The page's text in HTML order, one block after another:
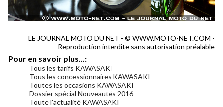
LE JOURNAL MOTO DU NET - © WWW.MOTO-NET.COM -
Reproduction interdite sans autorisation préalable
Pour en savoir plus...:
Tous les tarifs KAWASAKI
Tous les concessionnaires KAWASAKI
Toutes les occasions KAWASAKI
Dossier spécial Nouveautés 2016
Toute l'actualité KAWASAKI